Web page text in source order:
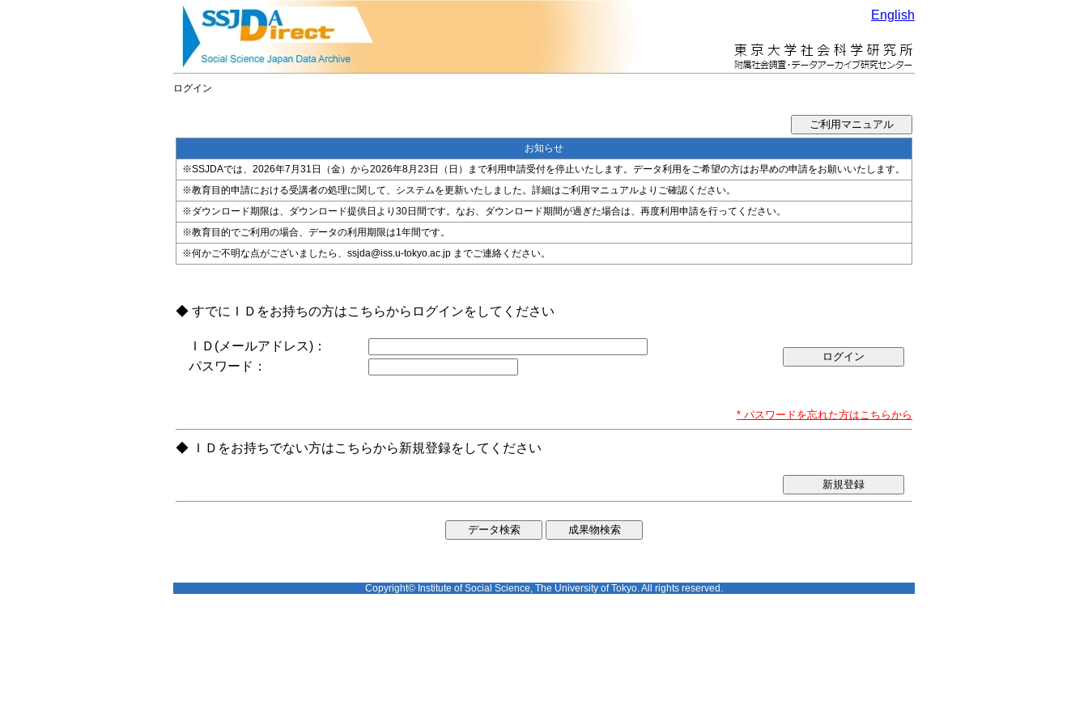
English
ログイン
お知らせ
※SSJDAでは、2026年7月31日（金）から2026年8月23日（日）まで利用申請受付を停止いたします。データ利用をご希望の方はお早めの申請をお願いいたします。
※教育目的申請における受講者の処理に関して、システムを更新いたしました。詳細はご利用マニュアルよりご確認ください。
※ダウンロード期限は、ダウンロード提供日より30日間です。なお、ダウンロード期間が過ぎた場合は、再度利用申請を行ってください。
※教育目的でご利用の場合、データの利用期限は1年間です。
※何かご不明な点がございましたら、ssjda@iss.u-tokyo.ac.jp までご連絡ください。
◆ すでにＩＤをお持ちの方はこちらからログインをしてください
ＩＤ(メールアドレス)：
パスワード：
* パスワードを忘れた方はこちらから
◆ ＩＤをお持ちでない方はこちらから新規登録をしてください
新規登録
Copyright© Institute of Social Science, The University of Tokyo. All rights reserved.